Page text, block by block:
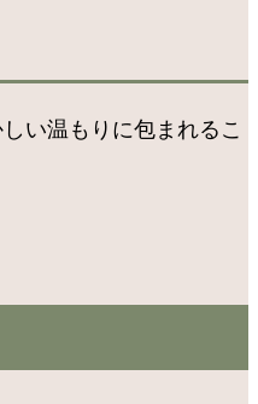
い温もりに包まれるこ